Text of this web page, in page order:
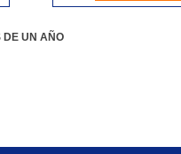
DE UN AÑO